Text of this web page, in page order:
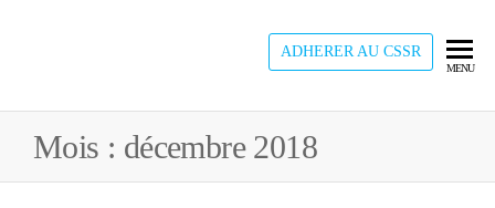
une
expérience
ADHERER AU CSSR
MENU
Mois : décembre 2018